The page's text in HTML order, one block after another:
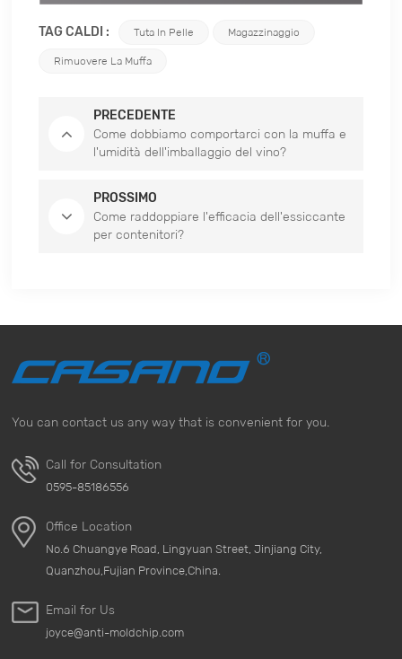
TAG CALDI : Tuta In Pelle Magazzinaggio
Rimuovere La Muffa
PRECEDENTE
Come dobbiamo comportarci con la muffa e
l'umidità dell'imballaggio del vino?
PROSSIMO
Come raddoppiare l'efficacia dell'essiccante
per contenitori?
You can contact us any way that is convenient for you.
Call for Consultation
0595-85186556
Office Location
No.6 Chuangye Road, Lingyuan Street, Jinjiang City,
Quanzhou,Fujian Province,China.
Email for Us
joyce@anti-moldchip.com